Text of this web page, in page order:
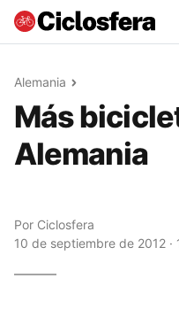
Alemania
Más
Alemania
Por Ciclosfera
10 de septiembre de 2012 ·